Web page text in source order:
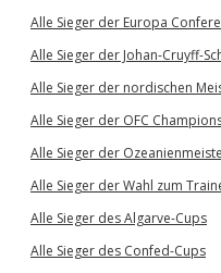
Alle Sieger der Europa
Alle Sieger der Johan-Cruyff-
Alle Sieger der nordischen
Alle Sieger der OFC
Alle Sieger der
Alle Sieger der Wahl zum
Alle Sieger des Algarve-Cups
Alle Sieger des Confed-Cups